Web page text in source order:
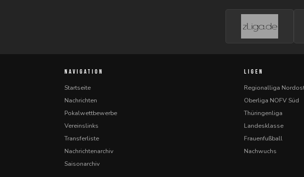
NAVIGATION
Startseite
Nachrichten
Pokalwettbewerbe
Vereinslinks
Transferliste
Nachrichtenarchiv
Saisonarchiv
LIGEN
Regionalliga
Oberliga NOFV Süd
Thüringenliga
Landesklasse
Frauenfußball
Nachwuchs